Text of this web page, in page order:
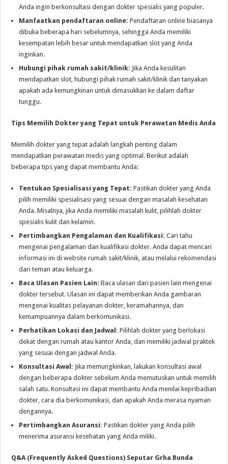
Anda ingin berkonsultasi dengan dokter spesialis yang populer.
Manfaatkan pendaftaran online: Pendaftaran online biasanya
dibuka beberapa hari sebelumnya, sehingga Anda memiliki
kesempatan lebih besar untuk mendapatkan slot yang Anda
inginkan.
Hubungi pihak rumah sakit/klinik: Jika Anda kesulitan
mendapatkan slot, hubungi pihak rumah sakit/klinik dan tanyakan
apakah ada kemungkinan untuk dimasukkan ke dalam daftar
tunggu.
Tips Memilih Dokter yang Tepat untuk Perawatan Medis Anda
Memilih dokter yang tepat adalah langkah penting dalam
mendapatkan perawatan medis yang optimal. Berikut adalah
beberapa tips yang dapat membantu Anda:
Tentukan Spesialisasi yang Tepat: Pastikan dokter yang Anda
pilih memiliki spesialisasi yang sesuai dengan masalah kesehatan
Anda. Misalnya, jika Anda memiliki masalah kulit, pilihlah dokter
spesialis kulit dan kelamin.
Pertimbangkan Pengalaman dan Kualifikasi: Cari tahu
mengenai pengalaman dan kualifikasi dokter. Anda dapat mencari
informasi ini di website rumah sakit/klinik, atau melalui rekomendasi
dari teman atau keluarga.
Baca Ulasan Pasien Lain: Baca ulasan dari pasien lain mengenai
dokter tersebut. Ulasan ini dapat memberikan Anda gambaran
mengenai kualitas pelayanan dokter, keramahannya, dan
kemampuannya dalam berkomunikasi.
Perhatikan Lokasi dan Jadwal: Pilihlah dokter yang berlokasi
dekat dengan rumah atau kantor Anda, dan memiliki jadwal praktek
yang sesuai dengan jadwal Anda.
Konsultasi Awal: Jika memungkinkan, lakukan konsultasi awal
dengan beberapa dokter sebelum Anda memutuskan untuk memilih
salah satu. Konsultasi ini dapat membantu Anda menilai kepribadian
dokter, cara dia berkomunikasi, dan apakah Anda merasa nyaman
dengannya.
Pertimbangkan Asuransi: Pastikan dokter yang Anda pilih
menerima asuransi kesehatan yang Anda miliki.
Q&A (Frequently Asked Questions) Seputar Grha Bunda